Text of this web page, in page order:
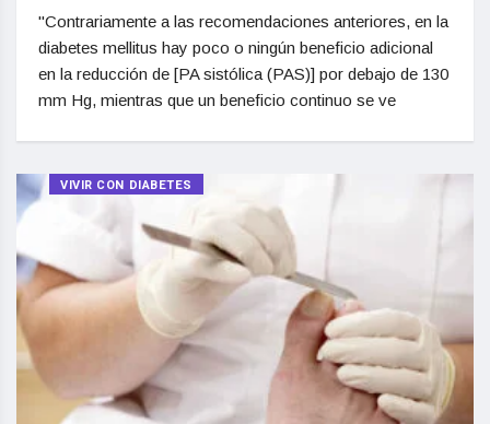
"Contrariamente a las recomendaciones anteriores, en la
diabetes mellitus hay poco o ningún beneficio adicional
en la reducción de [PA sistólica (PAS)] por debajo de 130
mm Hg, mientras que un beneficio continuo se ve
VIVIR CON DIABETES